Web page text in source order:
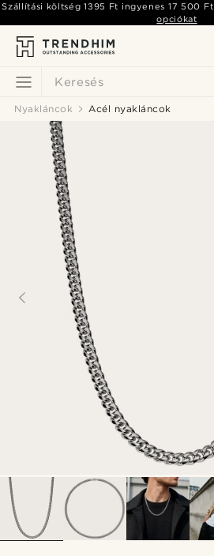
Keresés
Szállítási költség1395 Ft ingyenes 17 500 Ft
opciókat
Nyakláncok Acél nyakláncok